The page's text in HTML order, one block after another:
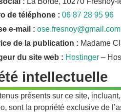
de téléphone : 06 87 28 95 96
e-mail : ose.fresnoy@gmail.com
de la publication : Madame
du site web : Hostinger –
intellectuelle
présents sur ce site,
sont la propriété exclusive de